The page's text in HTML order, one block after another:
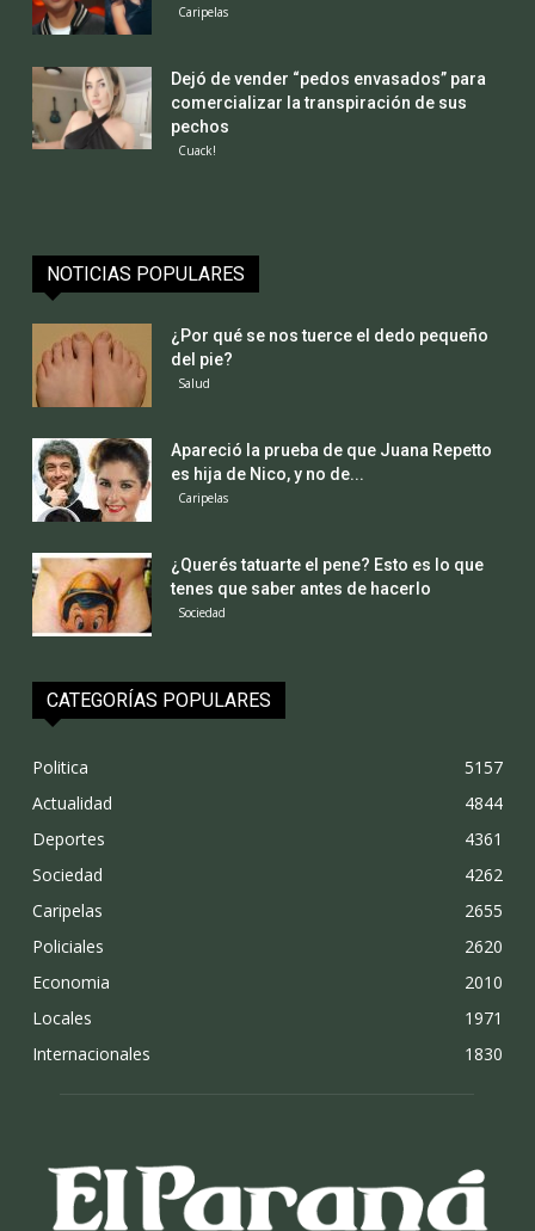
Caripelas
Dejó de vender “pedos envasados” para
comercializar la transpiración de sus
pechos
Cuack!
NOTICIAS POPULARES
¿Por qué se nos tuerce el dedo pequeño
del pie?
Salud
Apareció la prueba de que Juana Repetto
es hija de Nico, y no de...
Caripelas
¿Querés tatuarte el pene? Esto es lo que
tenes que saber antes de hacerlo
Sociedad
CATEGORÍAS POPULARES
Politica
5157
Actualidad
4844
Deportes
4361
Sociedad
4262
Caripelas
2655
Policiales
2620
Economia
2010
Locales
1971
Internacionales
1830